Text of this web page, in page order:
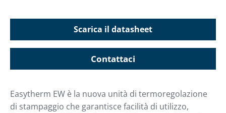
Scarica il datasheet
Contattaci
Easytherm EW è la nuova unità di termoregolazione
di stampaggio che garantisce facilità di utilizzo,